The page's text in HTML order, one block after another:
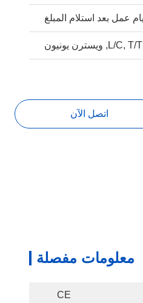
L/C, T/T, ويسترن يونيون
اتصل الآن
معلومات مفصلة
CE